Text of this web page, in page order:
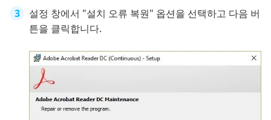
설정 창에서 "설치 오류 복원" 옵션을 선택하고 다음 버
튼을 클릭합니다.